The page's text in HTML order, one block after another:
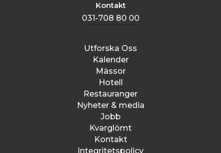
Kontakt
031-708 80 00
Utforska Oss
Kalender
Mässor
Hotell
Restauranger
Nyheter & media
Jobb
Kvarglömt
Kontakt
Integritetspolicy